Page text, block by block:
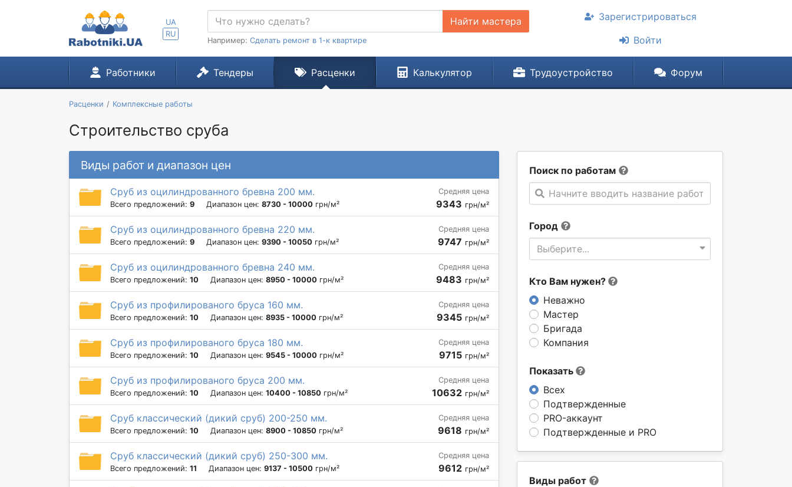
UA
RU
Найти мастера
Например: Сделать ремонт в 1-к квартире
Зарегистрироваться
Войти
Работники Тендеры Расценки Калькулятор Трудоустройство Форум
Расценки Комплексные работы
Строительство сруба
Поиск по работам
Начните вводить название работы
Город
Выберите...
Кто Вам нужен?
Неважно
Мастер
Бригада
Компания
Показать
Всех
Подтвержденные
PRO-аккаунт
Подтвержденные и PRO
Виды работ и диапазон цен
Сруб из оцилиндрованного бревна 200 мм.
Всего предложений: 9 Диапазон цен: 8730 - 10000 грн/м²
Средняя цена
9343 грн/м²
Сруб из оцилиндрованного бревна 220 мм.
Всего предложений: 9 Диапазон цен: 9390 - 10050 грн/м²
Средняя цена
9747 грн/м²
Сруб из оцилиндрованного бревна 240 мм.
Всего предложений: 10 Диапазон цен: 8950 - 10000 грн/м²
Средняя цена
9483 грн/м²
Сруб из профилированого бруса 160 мм.
Всего предложений: 10 Диапазон цен: 8935 - 10000 грн/м²
Средняя цена
9345 грн/м²
Сруб из профилированого бруса 180 мм.
Всего предложений: 10 Диапазон цен: 9545 - 10000 грн/м²
Средняя цена
9715 грн/м²
Сруб из профилированого бруса 200 мм.
Всего предложений: 10 Диапазон цен: 10400 - 10850 грн/м²
Средняя цена
10632 грн/м²
Сруб классический (дикий сруб) 200-250 мм.
Всего предложений: 10 Диапазон цен: 8900 - 10850 грн/м²
Средняя цена
9618 грн/м²
Сруб классический (дикий сруб) 250-300 мм.
Всего предложений: 11 Диапазон цен: 9137 - 10500 грн/м²
Средняя цена
9612 грн/м²
Виды работ